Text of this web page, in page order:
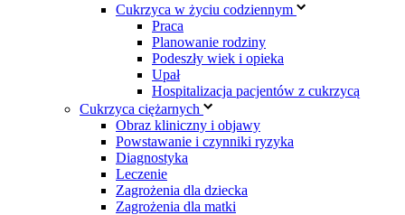
Cukrzyca w życiu codziennym
Praca
Planowanie rodziny
Podeszły wiek i opieka
Upał
Hospitalizacja pacjentów z cukrzycą
Cukrzyca ciężarnych
Obraz kliniczny i objawy
Powstawanie i czynniki ryzyka
Diagnostyka
Leczenie
Zagrożenia dla dziecka
Zagrożenia dla matki